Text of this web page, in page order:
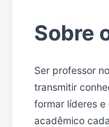
Sobre
Ser professor
transmitir
formar líderes e
acadêmico